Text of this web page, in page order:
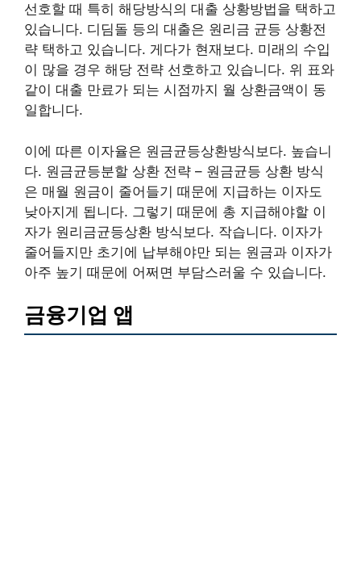
선호할 때 특히 해당방식의 대출 상황방법을 택하고
있습니다. 디딤돌 등의 대출은 원리금 균등 상황전
략 택하고 있습니다. 게다가 현재보다. 미래의 수입
이 많을 경우 해당 전략 선호하고 있습니다. 위 표와
같이 대출 만료가 되는 시점까지 월 상환금액이 동
일합니다.
이에 따른 이자율은 원금균등상환방식보다. 높습니
다. 원금균등분할 상환 전략 – 원금균등 상환 방식
은 매월 원금이 줄어들기 때문에 지급하는 이자도
낮아지게 됩니다. 그렇기 때문에 총 지급해야할 이
자가 원리금균등상환 방식보다. 작습니다. 이자가
줄어들지만 초기에 납부해야만 되는 원금과 이자가
아주 높기 때문에 어쩌면 부담스러울 수 있습니다.
금융기업 앱